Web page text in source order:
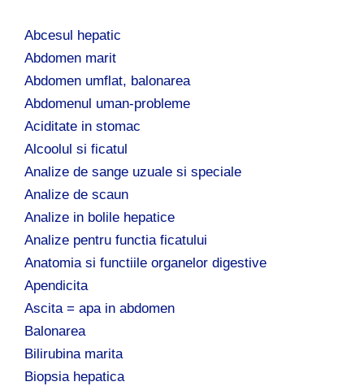
u
p
ă
:
Abcesul hepatic
Abdomen marit
Abdomen umflat, balonarea
Abdomenul uman-probleme
Aciditate in stomac
Alcoolul si ficatul
Analize de sange uzuale si speciale
Analize de scaun
Analize in bolile hepatice
Analize pentru functia ficatului
Anatomia si functiile organelor digestive
Apendicita
Ascita = apa in abdomen
Balonarea
Bilirubina marita
Biopsia hepatica